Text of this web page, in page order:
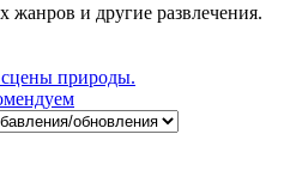
и другие развлечения.
природы.